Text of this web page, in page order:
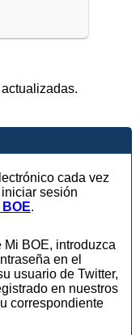
cada vez
sesión
BOE.
BOE, introduzca
en el
usuario de Twitter,
en nuestros
correspondiente